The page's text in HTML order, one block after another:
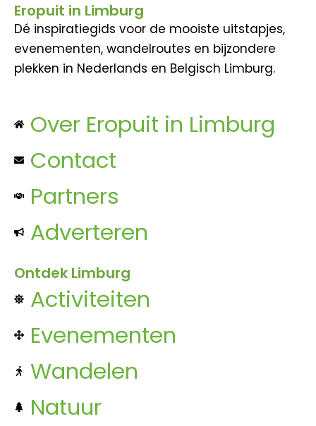
Eropuit in Limburg
Dé inspiratiegids voor de mooiste uitstapjes,
evenementen, wandelroutes en bijzondere
plekken in Nederlands en Belgisch Limburg.
Over Eropuit in Limburg
Contact
Partners
Adverteren
Ontdek Limburg
Activiteiten
Evenementen
Wandelen
Natuur